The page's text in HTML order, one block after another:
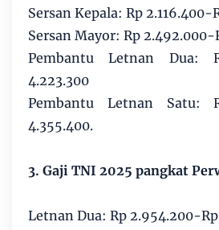
Sersan Kepala: Rp 2.116.400-
Sersan Mayor: Rp 2.492.000-
Pembantu Letnan Dua:
4.223.300
Pembantu Letnan Satu:
4.355.400.
3. Gaji TNI 2025 pangkat
Letnan Dua: Rp 2.954.200-